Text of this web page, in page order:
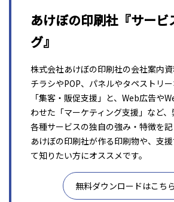
あけぼの印刷社『サービ
グ』
株式会社あけぼの印刷社の会社案内資
チラシやPOP、パネルやタペストリ
「集客・販促支援」と、Web広告や
わせた「マーケティング支援」など
各種サービスの独自の強み・特徴を記
あけぼの印刷社が作る印刷物や、支
て知りたい方にオススメです。
無料ダウンロードはこち